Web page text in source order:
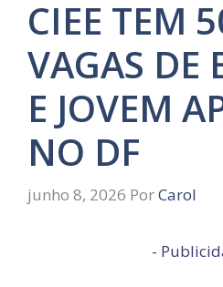
CIEE TEM
VAGAS DE
E JOVEM
NO DF
junho 8, 2026 PorCarol
-